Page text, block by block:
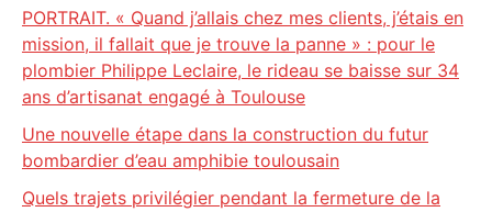
PORTRAIT. « Quand j’allais chez mes clients, j’étais en
mission, il fallait que je trouve la panne » : pour le
plombier Philippe Leclaire, le rideau se baisse sur 34
ans d’artisanat engagé à Toulouse
Une nouvelle étape dans la construction du futur
bombardier d’eau amphibie toulousain
Quels trajets privilégier pendant la fermeture de la